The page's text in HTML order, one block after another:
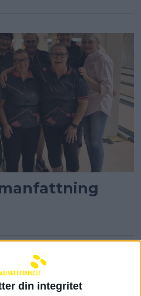
din integritet